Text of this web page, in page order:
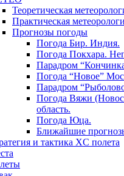
Теоретическая
Практическая
Прогнозы погоды
Погода Бир. Индия.
Погода Покхара.
Парадром
Погода “Новое”
Парадром
Погода Вяжи
область.
Погода Юца.
Ближайшие
и тактика XC полета